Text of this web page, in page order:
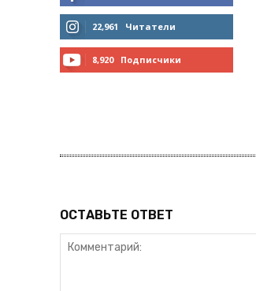
МНЕ НРАВИТСЯ
22,961 Читатели
8,920 Подписчики
ОСТАВЬТЕ ОТВЕТ